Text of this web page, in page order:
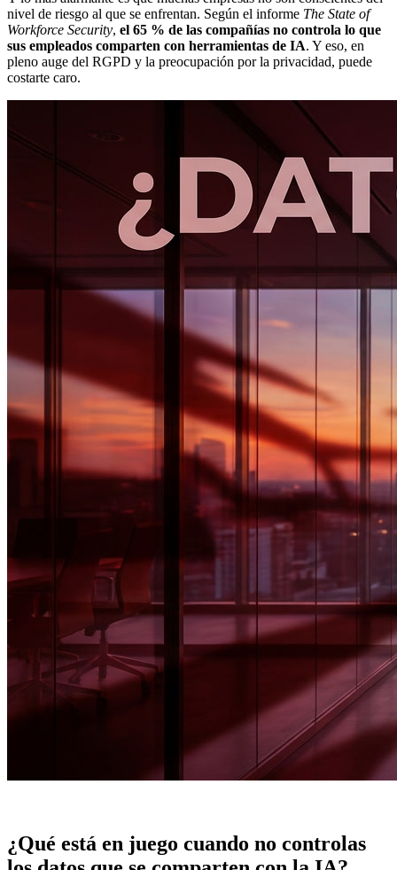
nivel de riesgo al que se enfrentan. Según el informe The State of
Workforce Security, el 65 % de las compañías no controla lo que
sus empleados comparten con herramientas de IA. Y eso, en
pleno auge del RGPD y la preocupación por la privacidad, puede
costarte caro.
¿Qué está en juego cuando no controlas